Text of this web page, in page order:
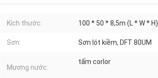
Kích thước: 100 * 50 * 8,5m (L * W * H)
Sơn: Sơn lót kiềm, DFT 80UM
Mương nước:
tấm corlor